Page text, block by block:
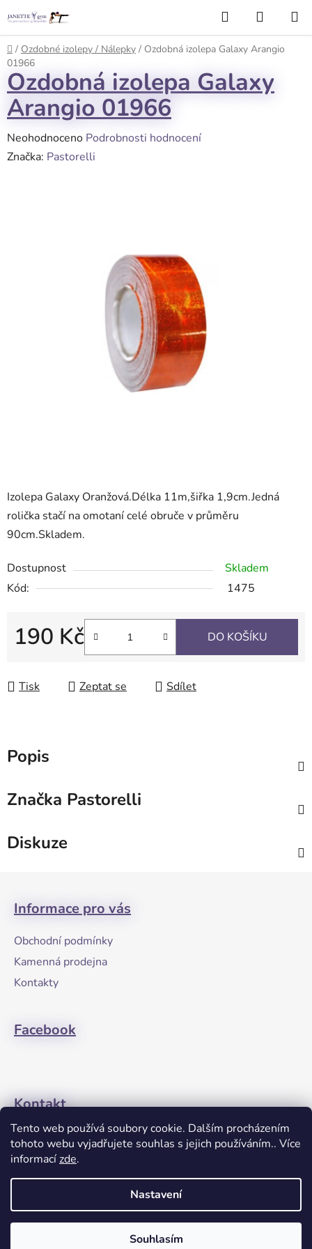
Tento web používá soubory cookie. Dalším procházením
tohoto webu vyjadřujete souhlas s jejich používáním.. Více
informacízde.
Nastavení
Souhlasím
na
obsah
Hledat
KOŠÍK
Domů
/ Ozdobné izolepy / Nálepky / Ozdobná izolepa Galaxy Arangio
01966
Izolepa Galaxy Oranžová.Délka 11m,šiřka 1,9cm.Jedná
rolička stačí na omotaní celé obruče v průměru
90cm.Skladem.
Dostupnost
Skladem
Kód:
1475
190 Kč DO KOŠÍKU
Tisk Zeptat se Sdílet
Ozdobná izolepa Galaxy
Arangio 01966
Průměrné
hodnocení
Neohodnoceno Podrobnosti hodnocení
Značka: Pastorelli
Popis
Značka Pastorelli
Diskuze
Informace pro vás
Obchodní podmínky
Kamenná prodejna
Kontakty
Facebook
Kontakt
+420608274762
Vytvořil Shoptet